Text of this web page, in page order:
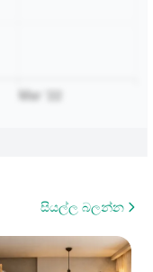
සියල්ල බලන්න